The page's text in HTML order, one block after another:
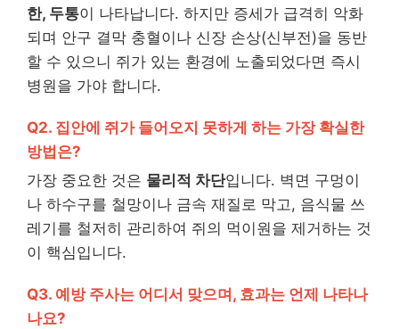
한, 두통이 나타납니다. 하지만 증세가 급격히 악화
되며 안구 결막 충혈이나 신장 손상(신부전)을 동반
할 수 있으니 쥐가 있는 환경에 노출되었다면 즉시
병원을 가야 합니다.
Q2. 집안에 쥐가 들어오지 못하게 하는 가장 확실한
방법은?
가장 중요한 것은 물리적 차단입니다. 벽면 구멍이
나 하수구를 철망이나 금속 재질로 막고, 음식물 쓰
레기를 철저히 관리하여 쥐의 먹이원을 제거하는 것
이 핵심입니다.
Q3. 예방 주사는 어디서 맞으며, 효과는 언제 나타나
나요?